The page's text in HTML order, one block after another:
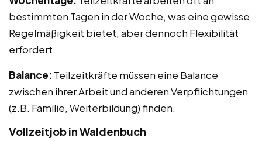
bestimmten Tagen in der Woche, was eine gewisse
Regelmäßigkeit bietet, aber dennoch Flexibilität
erfordert.
Balance: Teilzeitkräfte müssen eine Balance
zwischen ihrer Arbeit und anderen Verpflichtungen
(z.B. Familie, Weiterbildung) finden.
Vollzeitjob in Waldenbuch